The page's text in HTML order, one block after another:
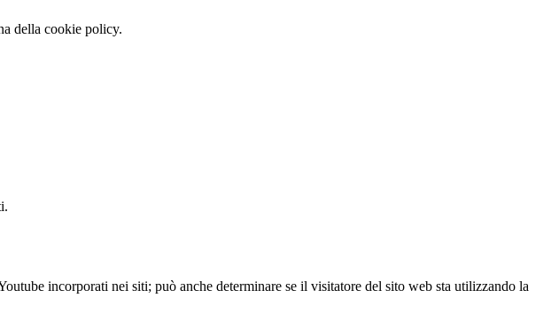
della cookie policy.
incorporati nei siti; può anche determinare se il visitatore del sito web sta utilizzando la